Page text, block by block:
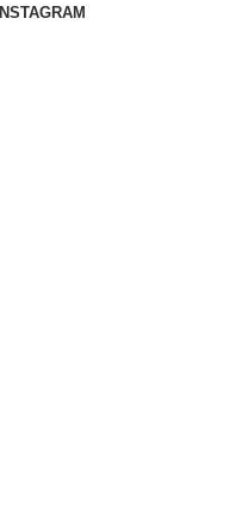
INSTAGRAM